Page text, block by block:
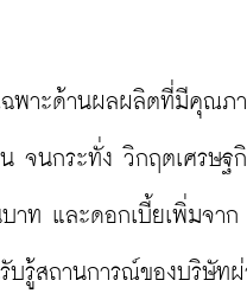
ฉพาะด้านผลผลิตที่มีคุณภ
จนกระทั่ง วิกฤตเศรษฐ
ท และดอกเบี้ยเพิ่มจาก
บรู้สถานการณ์ของบริษัท